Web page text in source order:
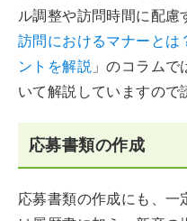
ル調整や訪問時間に配慮
訪問におけるマナーとは
ントを解説 」のコラムで
いて解説していますので
応募書類の作成
応募書類の作成にも、一